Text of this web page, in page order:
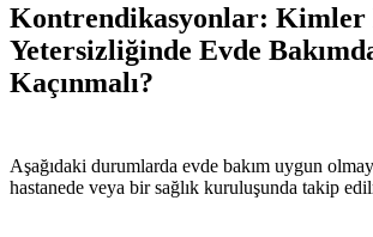
Kontrendikasyonlar:
Yetersizliğinde Evde
Kaçınmalı?
Aşağıdaki durumlarda evde bakım uygun
hastanede veya bir sağlık kuruluşunda takip